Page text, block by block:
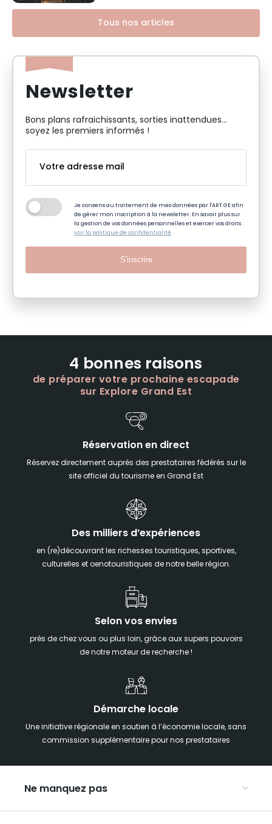
Tous nos articles
Newsletter
Bons plans rafraichissants, sorties inattendues…
soyez les premiers informés !
Je consens au traitement de mes données par l'ART GE afin
de gérer mon inscription à la newsletter. En savoir plus sur
la gestion de vos données personnelles et exercer vos droits :
voir la politique de confidentialité
S'inscrire
4 bonnes raisons
de préparer votre prochaine escapade
sur Explore Grand Est
Réservation en direct
Réservez directement auprès des prestataires fédérés sur le
site officiel du tourisme en Grand Est
Des milliers d’expériences
en (re)découvrant les richesses touristiques, sportives,
culturelles et oenotouristiques de notre belle région.
Selon vos envies
près de chez vous ou plus loin, grâce aux supers pouvoirs
de notre moteur de recherche !
Démarche locale
Une initiative régionale en soutien à l’économie locale, sans
commission supplémentaire pour nos prestataires
Ne manquez pas